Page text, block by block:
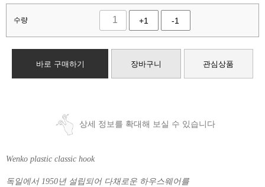
수량 +1 -1
바로 구매하기 장바구니 관심상품
상세 정보를 확대해 보실 수 있습니다
Wenko plastic classic hook
독일에서 1950년 설립되어 다채로운 하우스웨어를